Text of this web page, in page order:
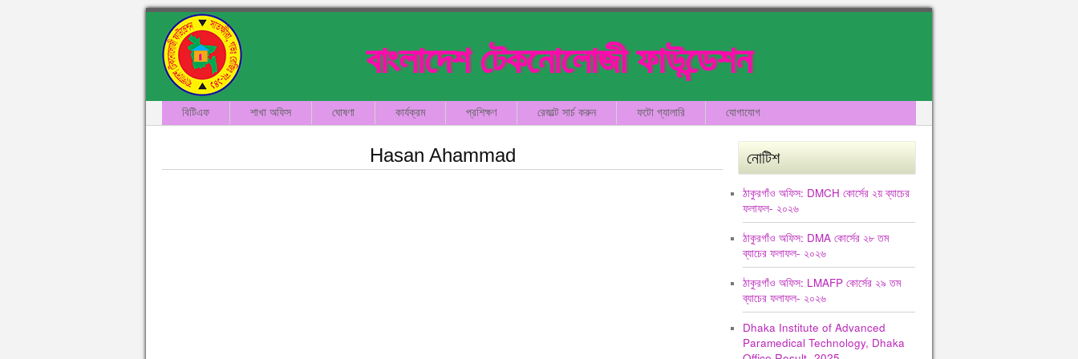
বাংলাদেশ টেকনোলোজী ফাউন্ডেশন
বিটিএফ শাখা অফিস ঘোষণা কার্যক্রম প্রশিক্ষণ রেজাল্ট সার্চ করুন ফটো গ্যালারি যোগাযোগ
Hasan Ahammad নোটিশ
ঠাকুরগাঁও অফিস: DMCH কোর্সের ২য় ব্যাচের
ফলাফল- ২০২৬
ঠাকুরগাঁও অফিস: DMA কোর্সের ২৮ তম
ব্যাচের ফলাফল- ২০২৬
ঠাকুরগাঁও অফিস: LMAFP কোর্সের ২৯ তম
ব্যাচের ফলাফল- ২০২৬
Dhaka Institute of Advanced
Paramedical Technology, Dhaka